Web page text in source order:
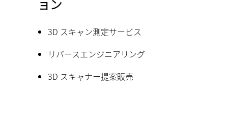
ョン
3D スキャン測定サービス
リバースエンジニアリング
3D スキャナー提案販売